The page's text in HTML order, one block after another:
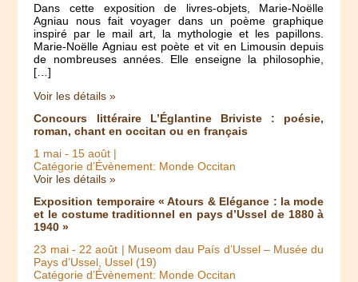
Dans cette exposition de livres-objets, Marie-Noëlle
Agniau nous fait voyager dans un poème graphique
inspiré par le mail art, la mythologie et les papillons.
Marie-Noëlle Agniau est poète et vit en Limousin depuis
de nombreuses années. Elle enseigne la philosophie,
[…]
Voir les détails »
Concours littéraire L’Églantine Briviste : poésie,
roman, chant en occitan ou en français
1 mai - 15 août |
Catégorie d’Évènement: Monde Occitan
Voir les détails »
Exposition temporaire « Atours & Elégance : la mode
et le costume traditionnel en pays d’Ussel de 1880 à
1940 »
23 mai- 22 août | Museom dau País d’Ussel – Musée du
Pays d’Ussel, Ussel (19)
Catégorie d’Évènement: Monde Occitan